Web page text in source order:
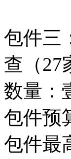
包件三
查（27
数量：
包件预
包件最